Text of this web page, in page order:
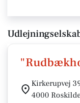
Kirkerupvej
4000